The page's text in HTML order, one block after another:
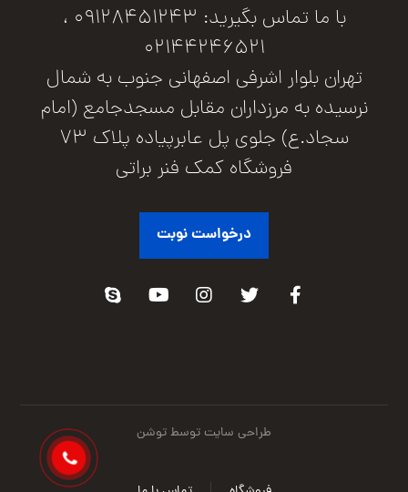
با ما تماس بگیرید: 09128451243 ،
02144246521
تهران بلوار اشرفی اصفهانی جنوب به شمال
نرسیده به مرزداران مقابل مسجدجامع (امام
سجاد.ع) جلوی پل عابرپیاده پلاک 73
فروشگاه کمک فنر براتی
درخواست نوبت
طراحی سایت توسط توشن